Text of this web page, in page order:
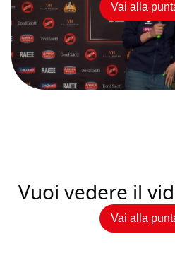
Vai alla
Vuoi vedere il
Vai alla